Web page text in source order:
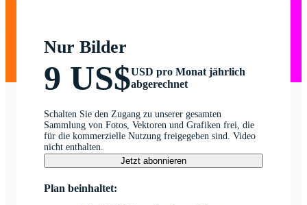
Nur Bilder
9 US$USD pro Monat jährlich
abgerechnet
Schalten Sie den Zugang zu unserer gesamten
Sammlung von Fotos, Vektoren und Grafiken frei, die
für die kommerzielle Nutzung freigegeben sind. Video
nicht enthalten.
Jetzt abonnieren
Plan beinhaltet: